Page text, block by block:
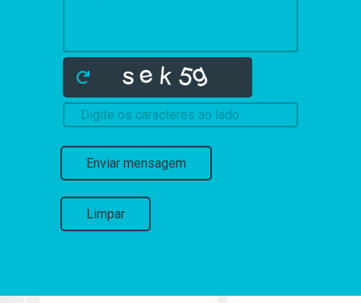
Enviar mensagem
Limpar